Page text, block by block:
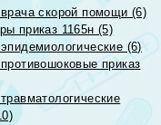
скорой помощи (6)
приказ 1165н (5)
(6)
приказ